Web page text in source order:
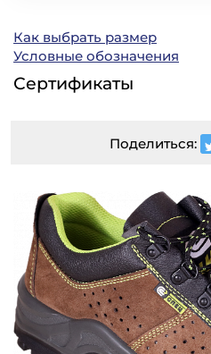
Как выбрать размер
Условные обозначения
Сертификаты
Поделиться: